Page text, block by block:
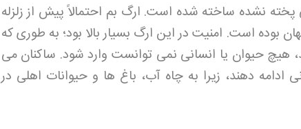
نشده ساخته شده است. ارگ بم احتمالاً پیش از زلزله
بوده است. امنیت در این ارگ بسیار بالا بود؛ به طوری که
هیچ حیوان یا انسانی نمی توانست وارد شود. ساکنان می
ادامه دهند، زیرا به چاه آب، باغ ها و حیوانات اهلی در